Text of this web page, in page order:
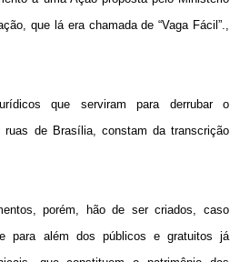
que lá era chamada de “Vaga Fácil”.,
que serviram para derrubar o
ruas de Brasília, constam da transcrição
porém, hão de ser criados, caso
para além dos públicos e gratuitos já